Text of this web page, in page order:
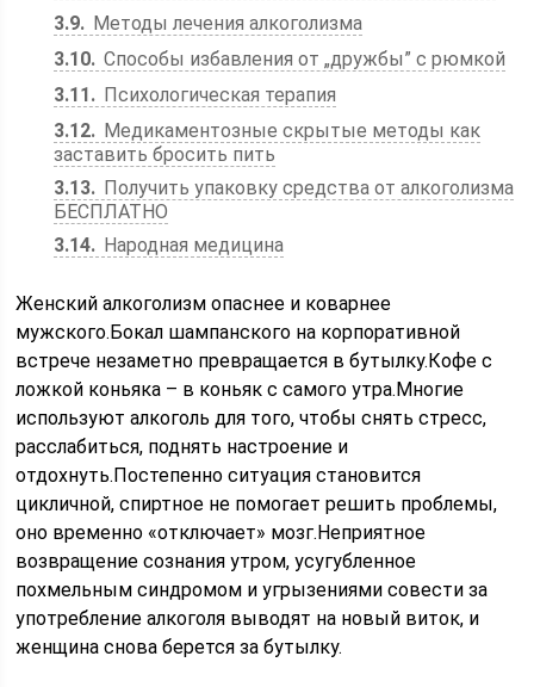
3.9
Методы лечения алкоголизма
3.10 Способы избавления от „дружбы” с рюмкой
3.11
Психологическая терапия
3.12
Медикаментозные скрытые методы как
заставить бросить пить
3.13
Получить упаковку средства от алкоголизма
БЕСПЛАТНО
3.14
Народная медицина
Женский алкоголизм опаснее и коварнее
мужского.Бокал шампанского на корпоративной
встрече незаметно превращается в бутылку.Кофе с
ложкой коньяка – в коньяк с самого утра.Многие
используют алкоголь для того, чтобы снять стресс,
расслабиться, поднять настроение и
отдохнуть.Постепенно ситуация становится
цикличной, спиртное не помогает решить проблемы,
оно временно «отключает» мозг.Неприятное
возвращение сознания утром, усугубленное
похмельным синдромом и угрызениями совести за
употребление алкоголя выводят на новый виток, и
женщина снова берется за бутылку.